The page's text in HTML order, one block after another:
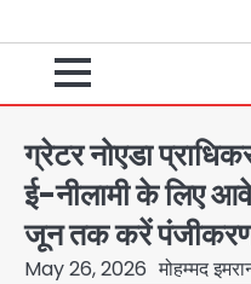
ग्रेटर नोएडा
ई-नीलामी के लिए
जून तक करें
May 26, 2026 मोहम्मद